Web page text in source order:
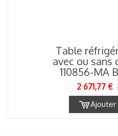
Table
avec ou sans
110856-MA
2 671,77 €
Ajouter